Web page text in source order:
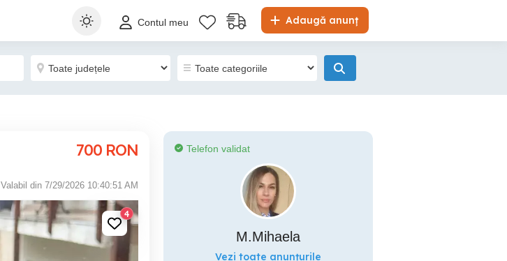
Adaugă anunț
Contul meu
700 RON
Valabil din 7/29/2026 10:40:51 AM
4
Telefon validat
M.Mihaela
Vezi toate anunțurile